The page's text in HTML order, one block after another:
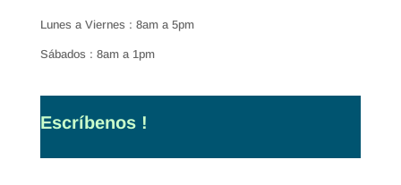
Lunes a Viernes : 8am a 5pm
Sábados : 8am a 1pm
Escríbenos !